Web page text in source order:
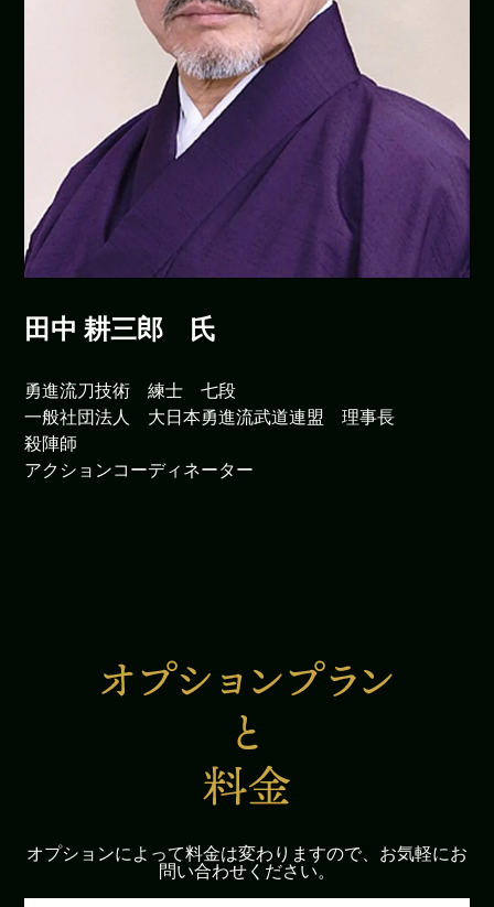
田中 耕三郎 氏
勇進流刀技術 練士 七段
一般社団法人 大日本勇進流武道連盟 理事長
殺陣師
アクションコーディネーター
オプションによって料金は変わりますので、お気軽にお
問い合わせください。